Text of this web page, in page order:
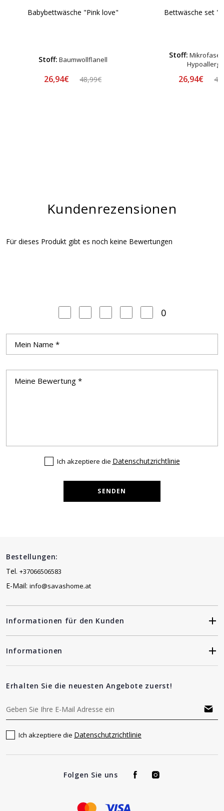
Babybettwäsche "Pink love"
Stoff: Baumwollflanell
26,94€ 48,99€
Bettwäsche set
Stoff:
26,94€
Kundenrezensionen
Für dieses Produkt gibt es noch keine Bewertungen
0
Ich akzeptiere die Datenschutzrichtlinie
SENDEN
Bestellungen:
Tel. +37066506583
E-Mail: info@savashome.at
Informationen für den Kunden
Informationen
Erhalten Sie die neuesten Angebote zuerst!
Ich akzeptiere die Datenschutzrichtlinie
Folgen Sie uns